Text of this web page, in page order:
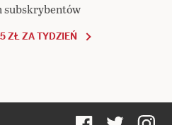
subskrybentów
ZŁ ZA TYDZIEŃ